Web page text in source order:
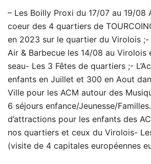
– Les Boilly Proxi du 17/07 au 19/08
coeur des 4 quartiers de
en 2023 sur le quartier du Virolois ;-
Air & Barbecue les 14/08 au Virolois
seau- Les 3 Fêtes de quartiers ;-
enfants en Juillet et 300 en Aout
Ville pour les ACM autour des
6 séjours enfance/Jeunesse/
d’attractions pour les enfants des
nos quartiers et ceux du Virolois-
(visite de 4 capitales européennes